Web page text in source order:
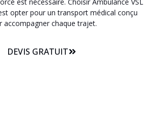
opter pour un transport médical conçu
accompagner chaque trajet.
DEVIS GRATUIT